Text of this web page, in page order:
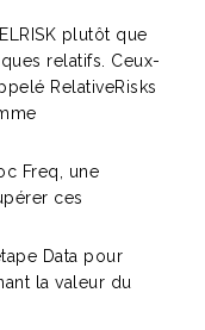
plutôt que
relatifs. Ceux-
RelativeRisks
Freq, une
ces
Data pour
la valeur du